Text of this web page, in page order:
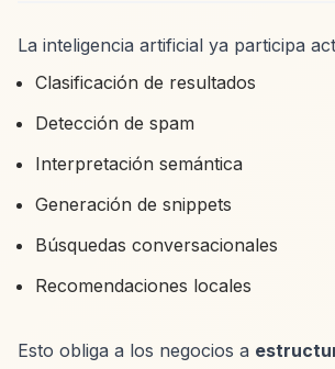
La inteligencia artificial ya participa
Clasificación de resultados
Detección de spam
Interpretación semántica
Generación de snippets
Búsquedas conversacionales
Recomendaciones locales
Esto obliga a los negocios a